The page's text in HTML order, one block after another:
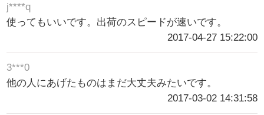
j****q
使ってもいいです。出荷のスピードが速いです。
2017-04-27 15:22:00
3***0
他の人にあげたものはまだ大丈夫みたいです。
2017-03-02 14:31:58